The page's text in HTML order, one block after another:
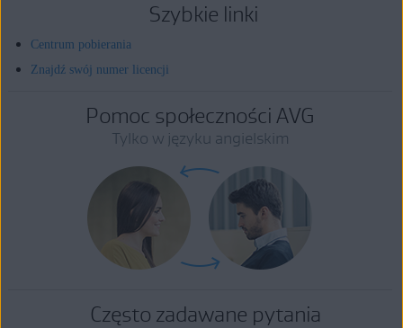
Szybkie linki
Centrum pobierania
Znajdź swój numer licencji
Pomoc społeczności AVG
Tylko w języku angielskim
Często zadawane pytania